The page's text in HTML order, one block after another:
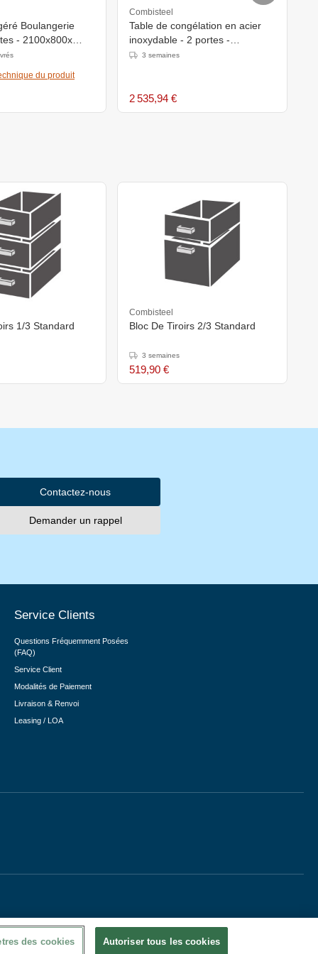
Boulangerie
- 2100x800x
du produit
Combisteel
Table de congélation en acier
inoxydable - 2 portes -
1300x700x(h)850mm
3 semaines
2 535,94 €
1/3 Standard
Combisteel
Bloc De Tiroirs 2/3 Standard
3 semaines
519,90 €
Contactez-nous
Demander un rappel
Service Clients
Questions Fréquemment Posées
(FAQ)
Service Client
Modalités de Paiement
Livraison & Renvoi
Leasing / LOA
des cookies Autoriser tous les cookies